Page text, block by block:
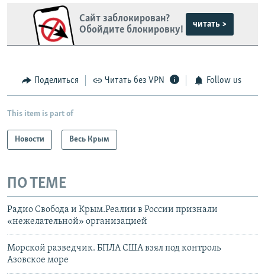
Сайт заблокирован?
Обойдите блокировку!
читать >
Поделиться Читать без VPN Follow us
This item is part of
Новости Весь Крым
ПО ТЕМЕ
Радио Свобода и Крым.Реалии в России признали
«нежелательной» организацией
Морской разведчик. БПЛА США взял под контроль
Азовское море